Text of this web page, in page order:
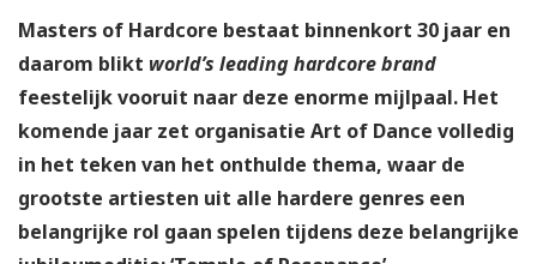
Masters of Hardcore bestaat binnenkort 30 jaar en
daarom blikt world’s leading hardcore brand
feestelijk vooruit naar deze enorme mijlpaal. Het
komende jaar zet organisatie Art of Dance volledig
in het teken van het onthulde thema, waar de
grootste artiesten uit alle hardere genres een
belangrijke rol gaan spelen tijdens deze belangrijke